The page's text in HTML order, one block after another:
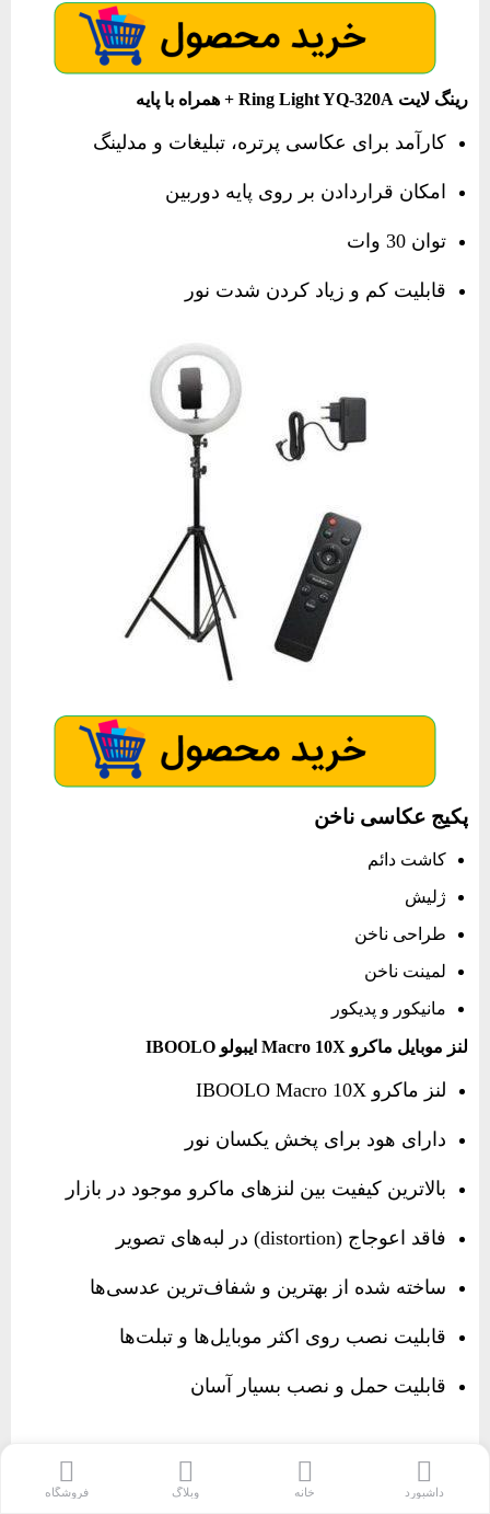
رینگ لایت Ring Light YQ-320A + همراه با پایه
کارآمد برای عکاسی پرتره، تبلیغات و مدلینگ
امکان قراردادن بر روی پایه دوربین
توان 30 وات
قابلیت کم و زیاد کردن شدت نور
پکیج عکاسی ناخن
کاشت دائم
ژلیش
طراحی ناخن
لمینت ناخن
مانیکور و پدیکور
لنز موبایل ماکرو Macro 10X ایبولو IBOOLO
لنز ماکرو IBOOLO Macro 10X
دارای هود برای پخش یکسان نور
بالاترین کیفیت بین لنزهای ماکرو موجود در بازار
فاقد اعوجاج (distortion) در لبه‌های تصویر
ساخته شده از بهترین و شفاف‌ترین عدسی‌ها
قابلیت نصب روی اکثر موبایل‌ها و تبلت‌ها
قابلیت حمل و نصب بسیار آسان
داشبورد خانه وبلاگ فروشگاه